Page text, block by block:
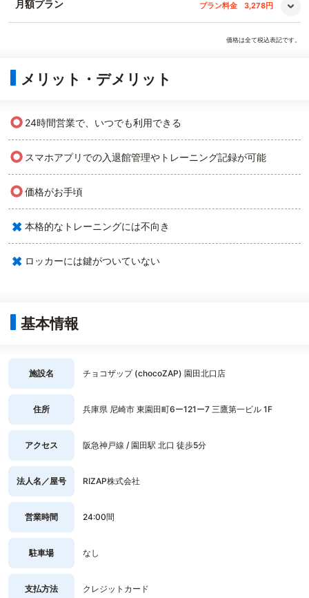
月額プラン プラン料金 3,278円
価格は全て税込表記です。
メリット・デメリット
○ 24時間営業で、いつでも利用できる
○ スマホアプリでの入退館管理やトレーニング記録が可能
○価格がお手頃
× 本格的なトレーニングには不向き
× ロッカーには鍵がついていない
基本情報
施設名 チョコザップ (chocoZAP) 園田北口店
住所 兵庫県 尼崎市 東園田町6ー121ー7 三鷹第一ビル 1F
アクセス 阪急神戸線 / 園田駅 北口 徒歩5分
法人名／屋号 RIZAP株式会社
営業時間 24:00間
駐車場 なし
支払方法 クレジットカード